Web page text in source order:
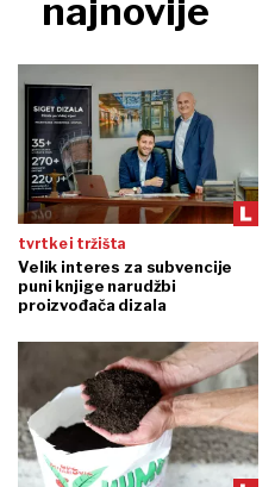
najnovije
tvrtke i tržišta
Velik interes za subvencije
puni knjige narudžbi
proizvođača dizala